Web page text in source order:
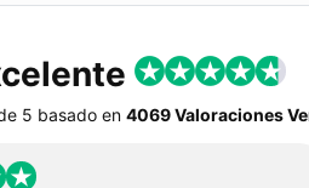
5 basado en 4069 Valoraciones